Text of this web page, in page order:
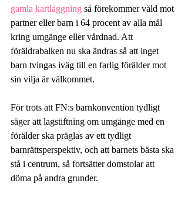
gamla kartläggning så förekommer våld mot
partner eller barn i 64 procent av alla mål
kring umgänge eller vårdnad. Att
föräldrabalken nu ska ändras så att inget
barn tvingas iväg till en farlig förälder mot
sin vilja är välkommet.
För trots att FN:s barnkonvention tydligt
säger att lagstiftning om umgänge med en
förälder ska präglas av ett tydligt
barnrättsperspektiv, och att barnets bästa ska
stå i centrum, så fortsätter domstolar att
döma på andra grunder.